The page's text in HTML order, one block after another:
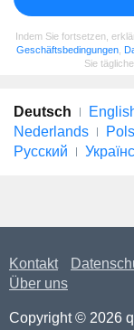
Indem Sie fortsetzen,
Geschäftsbedingungen
Sie
Deutsch
Nederlands
Русский
Kontakt
Über uns
Copyright © 2026